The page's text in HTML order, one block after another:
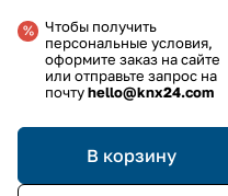
Чтобы получить
персональные условия,
оформите заказ на сайте
или отправьте запрос на
почтуhello@knx24.com
В корзину